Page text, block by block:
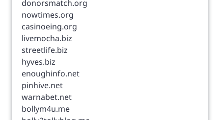
donorsmatch.org
nowtimes.org
casinoeing.org
livemocha.biz
streetlife.biz
hyves.biz
enoughinfo.net
pinhive.net
warnabet.net
bollym4u.me